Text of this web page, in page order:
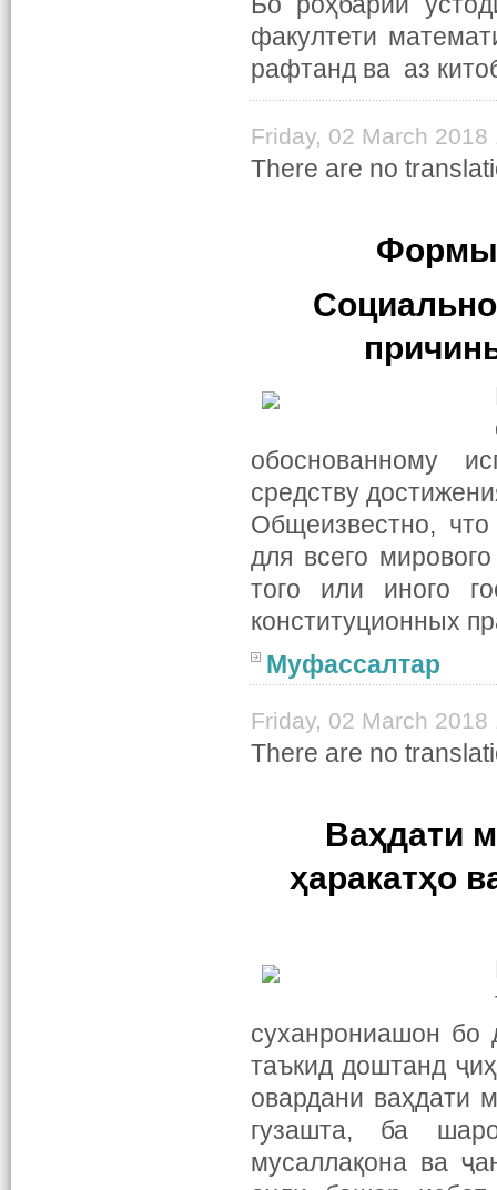
факултети
рафтанд ва аз
Friday, 02 March 2018
There are no
Формы
обоснованному
средству
Общеизвестно,
для всего
того или иного
конституционных
Муфассалтар
Friday, 02 March 2018
There are no
Ваҳдати
ҳаракатҳо
суханрониашон бо
таъкид доштанд
овардани ваҳдати
гузашта, ба
мусаллақона ва